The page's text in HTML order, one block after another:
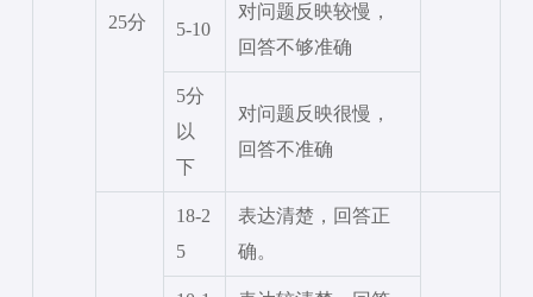
25分
5-10
对问题反映较慢，
回答不够准确
5分
以
下
对问题反映很慢，
回答不准确
18-2
5
表达清楚，回答正
确。